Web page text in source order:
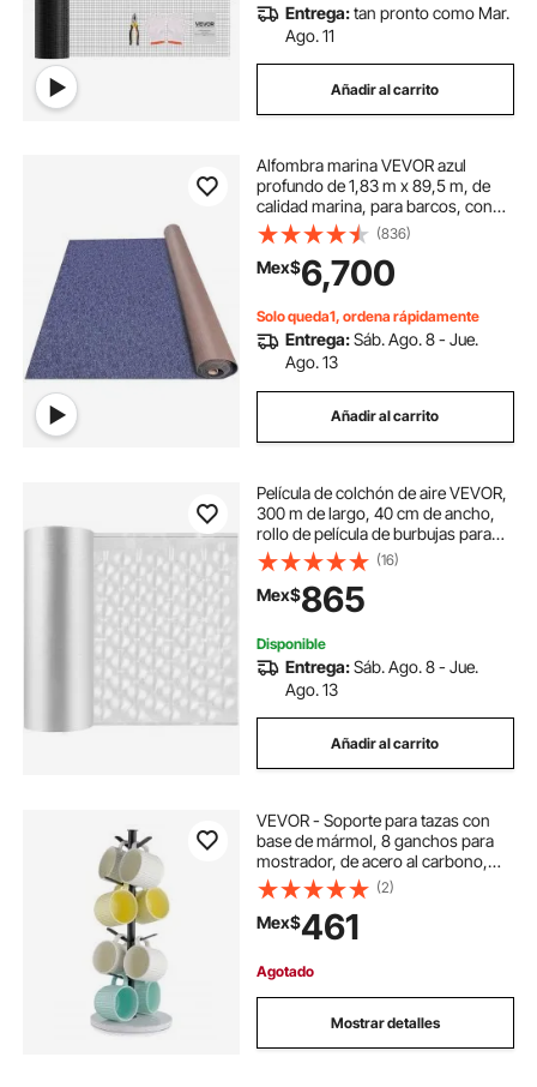
Entrega:tan pronto como Mar.
Ago. 11
Añadir al carrito
Alfombra marina VEVOR azul
profundo de 1,83 m x 89,5 m, de
calidad marina, para barcos, con
reverso impermeable, para
exteriores, para patio, porche,
terraza, garaje, alfombra
antideslizante para porche.
(836)
Mex$6,700
Solo queda1, ordena rápidamente
Entrega:Sáb. Ago. 8 - Jue.
Ago. 13
Añadir al carrito
Película de colchón de aire VEVOR,
300 m de largo, 40 cm de ancho,
rollo de película de burbujas para
máquina de envoltura
(16)
Mex$865
Disponible
Entrega:Sáb. Ago. 8 - Jue.
Ago. 13
Añadir al carrito
VEVOR - Soporte para tazas con
base de mármol, 8 ganchos para
mostrador, de acero al carbono,
para barra de café, cocina y hogar
(negro mate)
(2)
Mex$461
Agotado
Mostrar detalles